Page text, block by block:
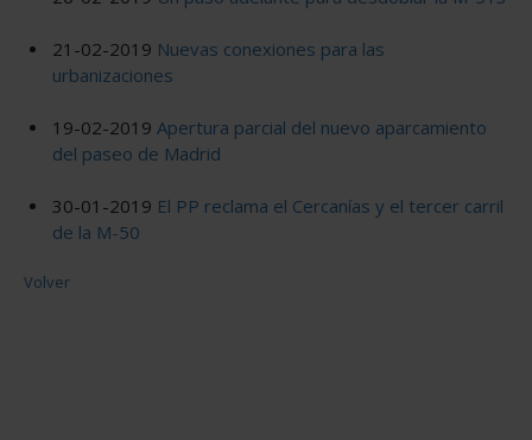
21-02-2019 Nuevas conexiones para las
urbanizaciones
19-02-2019 Apertura parcial del nuevo aparcamiento
del paseo de Madrid
30-01-2019 El PP reclama el Cercanías y el tercer carril
de la M-50
Volver